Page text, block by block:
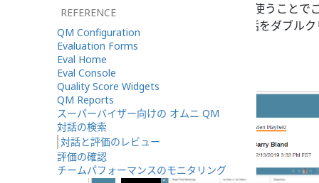
された検索
を使うこと
果が表示されたら、ご希望の対話をダブル
ブに対話がポップされます。
REFERENCE
QM Configuration
Evaluation Forms
Eval Home
Eval Console
Quality Score Widgets
QM Reports
スーパーバイザー向けの オムニ QM
対話の検索
対話と評価のレビュー
評価の確認
チームパフォーマンスのモニタリング